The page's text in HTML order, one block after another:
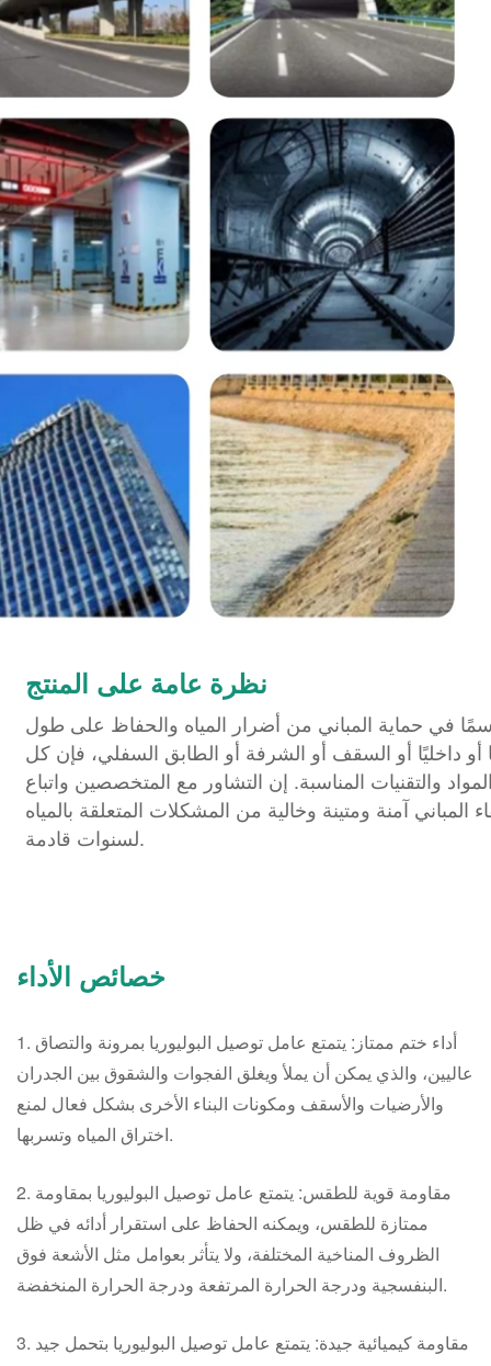
نظرة عامة على المنتج
في حماية المباني من أضرار المياه والحفاظ على طول
داخليًا أو السقف أو الشرفة أو الطابق السفلي، فإن كل
والتقنيات المناسبة. إن التشاور مع المتخصصين واتباع
آمنة ومتينة وخالية من المشكلات المتعلقة بالمياه
لسنوات قادمة.
خصائص الأداء
1. أداء ختم ممتاز: يتمتع عامل توصيل البوليوريا بمرونة والتصاق
عاليين، والذي يمكن أن يملأ ويغلق الفجوات والشقوق بين الجدران
والأرضيات والأسقف ومكونات البناء الأخرى بشكل فعال لمنع
اختراق المياه وتسربها.
2. مقاومة قوية للطقس: يتمتع عامل توصيل البوليوريا بمقاومة
ممتازة للطقس، ويمكنه الحفاظ على استقرار أدائه في ظل
الظروف المناخية المختلفة، ولا يتأثر بعوامل مثل الأشعة فوق
البنفسجية ودرجة الحرارة المرتفعة ودرجة الحرارة المنخفضة.
3. مقاومة كيميائية جيدة: يتمتع عامل توصيل البوليوريا بتحمل جيد